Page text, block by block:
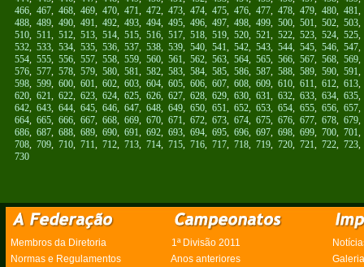
466, 467, 468, 469, 470, 471, 472, 473, 474, 475, 476, 477, 478, 479, 480, 481
488, 489, 490, 491, 492, 493, 494, 495, 496, 497, 498, 499, 500, 501, 502, 503
510, 511, 512, 513, 514, 515, 516, 517, 518, 519, 520, 521, 522, 523, 524, 525
532, 533, 534, 535, 536, 537, 538, 539, 540, 541, 542, 543, 544, 545, 546, 547
554, 555, 556, 557, 558, 559, 560, 561, 562, 563, 564, 565, 566, 567, 568, 569
576, 577, 578, 579, 580, 581, 582, 583, 584, 585, 586, 587, 588, 589, 590, 591
598, 599, 600, 601, 602, 603, 604, 605, 606, 607, 608, 609, 610, 611, 612, 613
620, 621, 622, 623, 624, 625, 626, 627, 628, 629, 630, 631, 632, 633, 634, 635
642, 643, 644, 645, 646, 647, 648, 649, 650, 651, 652, 653, 654, 655, 656, 657
664, 665, 666, 667, 668, 669, 670, 671, 672, 673, 674, 675, 676, 677, 678, 679
686, 687, 688, 689, 690, 691, 692, 693, 694, 695, 696, 697, 698, 699, 700, 701
708, 709, 710, 711, 712, 713, 714, 715, 716, 717, 718, 719, 720, 721, 722, 723
730
Membros da Diretoria 1ª Divisão 2011
Normas e Regulamentos
Anos anteriores